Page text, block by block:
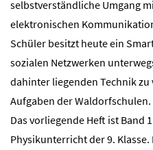
selbstverständliche Umgang
elektronischen
Schüler besitzt heute ein
sozialen Netzwerken
dahinter liegenden Technik
Aufgaben der Waldorfschulen.
Das vorliegende Heft ist Band
Physikunterricht der 9.